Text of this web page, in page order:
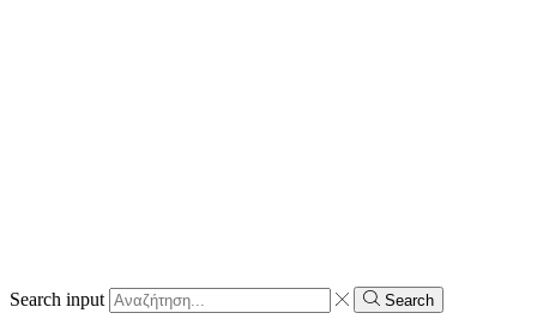
Search input Search